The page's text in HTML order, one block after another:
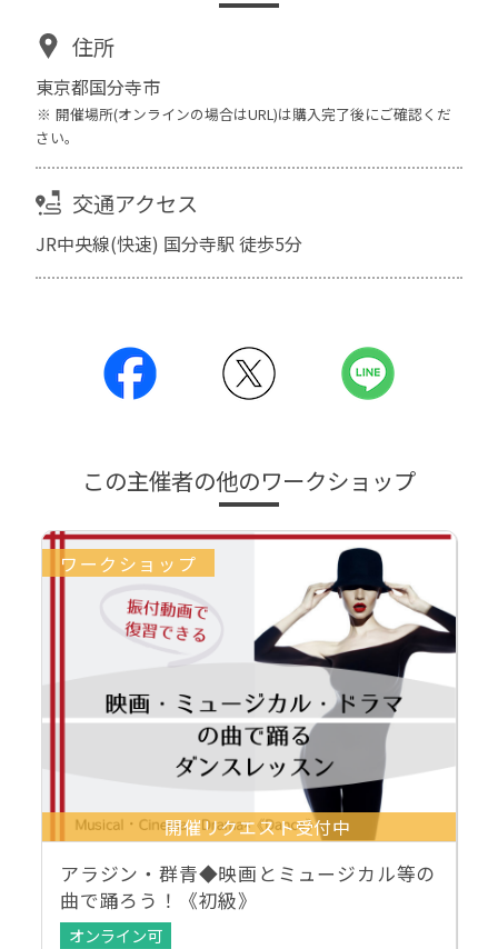
住所
東京都国分寺市
開催場所(オンラインの場合はURL)は購入完了後にご確認くだ
さい。
交通アクセス
JR中央線(快速) 国分寺駅 徒歩5分
この主催者の他のワークショップ
ワークショップ
開催リクエスト受付中
アラジン・群青◆映画とミュージカル等の
曲で踊ろう！《初級》
オンライン可